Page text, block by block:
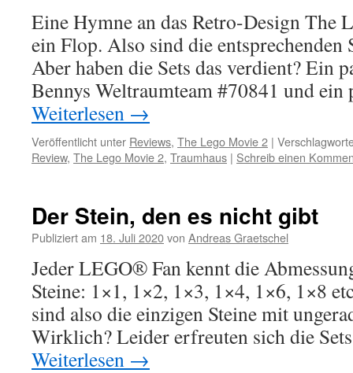
Eine Hymne an das Retro-Design The
ein Flop. Also sind die entsprechenden
Aber haben die Sets das verdient? Ein
Bennys Weltraumteam #70841 und
Weiterlesen →
Veröffentlicht unter Reviews, The Lego Movie 2 |
Review, The Lego Movie 2, Traumhaus | Schreib einen
Der Stein, den es nicht gibt
Publiziert am 18. Juli 2020von Andreas Graetschel
Jeder LEGO® Fan kennt die
Steine: 1×1, 1×2, 1×3, 1×4, 1×6, 1×8
sind also die einzigen Steine mit
Wirklich? Leider erfreuten sich die
Weiterlesen →